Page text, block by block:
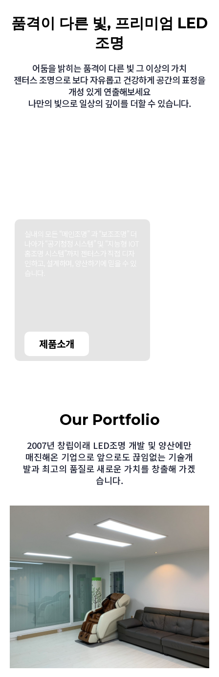
품격이 다른 빛, 프리미엄 LED
조명
어둠을 밝히는 품격이 다른 빛 그 이상의 가치
젠터스 조명으로 보다 자유롭고 건강하게 공간의 표정을
개성 있게 연출해보세요
나만의 빛으로 일상의 깊이를 더할 수 있습니다.
제품소개
실내의 모든 “메인조명” 과 “보조조명” 더
나아가 “공기청정 시스템” 및 “지능형 IOT
홈조명 시스템”까지 젠터스가 직접 디자
인하고, 설계하며, 양산하기에 믿을 수 있
습니다.
Our Portfolio
2007년 창립이래 LED조명 개발 및 양산에만
매진해온 기업으로 앞으로도 끊임없는 기술개
발과 최고의 품질로 새로운 가치를 창출해 가겠
습니다.